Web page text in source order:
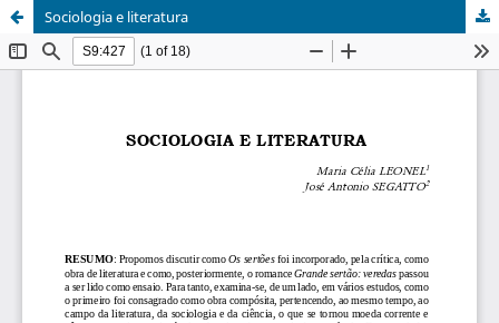
Sociologia e literatura